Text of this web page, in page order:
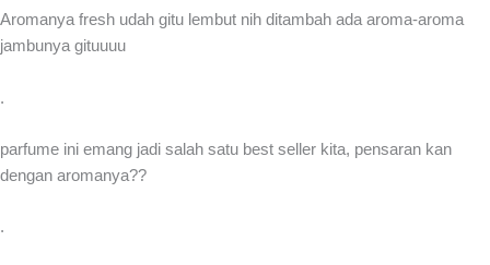
Aromanya fresh udah gitu lembut nih ditambah ada aroma-aroma
jambunya gituuuu
.
parfume ini emang jadi salah satu best seller kita, pensaran kan
dengan aromanya??
.